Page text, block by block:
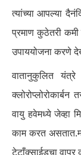
त्यांच्या आपल्या
प्रमाण कुठेतरी
उपाययोजना करणे
वातानुकुलित
वायु हवेमध्ये जेव्हा
काम करत
टेटाँक्साईडचा वापर